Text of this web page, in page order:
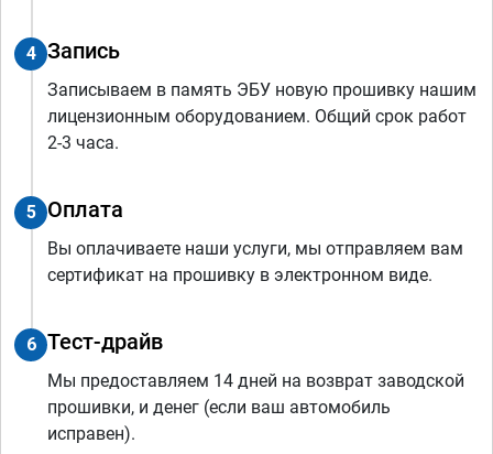
4 Запись
Записываем в память ЭБУ новую прошивку нашим
лицензионным оборудованием. Общий срок работ
2-3 часа.
5 Оплата
Вы оплачиваете наши услуги, мы отправляем вам
сертификат на прошивку в электронном виде.
6 Тест-драйв
Мы предоставляем 14 дней на возврат заводской
прошивки, и денег (если ваш автомобиль
исправен).